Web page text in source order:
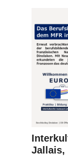
Jallais,